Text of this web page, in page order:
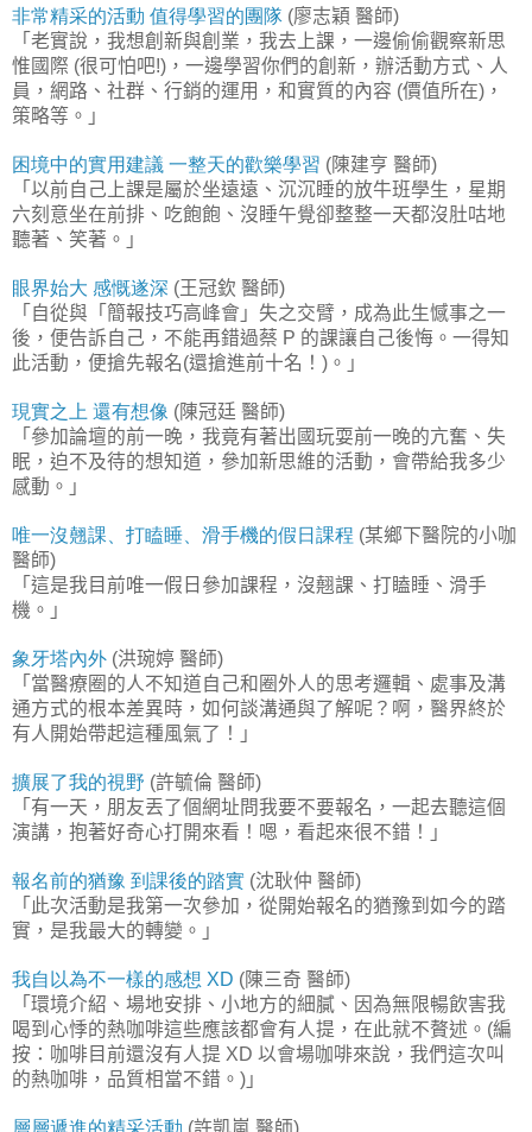
非常精采的活動 值得學習的團隊 (廖志穎 醫師)
「老實說，我想創新與創業，我去上課，一邊偷偷觀察新思
惟國際 (很可怕吧!) ，一邊學習你們的創新，辦活動方式、人
員，網路、社群、行銷的運用，和實質的內容 (價值所在) ，
策略等。」
困境中的實用建議一整天的歡樂學習 (陳建亨 醫師)
「以前自己上課是屬於坐遠遠、沉沉睡的放牛班學生，星期
六刻意坐在前排、吃飽飽、沒睡午覺卻整整一天都沒肚咕地
聽著、笑著。」
眼界始大 感慨遂深 (王冠欽 醫師)
「自從與「簡報技巧高峰會」失之交臂，成為此生憾事之一
後，便告訴自己，不能再錯過蔡 P 的課讓自己後悔。一得知
此活動，便搶先報名(還搶進前十名！ ) 。」
現實之上還有想像 (陳冠廷 醫師)
「參加論壇的前一晚，我竟有著出國玩耍前一晚的亢奮、失
眠，迫不及待的想知道，參加新思維的活動，會帶給我多少
感動。」
唯一沒翹課、打瞌睡、滑手機的假日課程 (某鄉下醫院的小咖
醫師)
「這是我目前唯一假日參加課程，沒翹課、打瞌睡、滑手
機。」
象牙塔內外 (洪琬婷 醫師)
「當醫療圈的人不知道自己和圈外人的思考邏輯、處事及溝
通方式的根本差異時，如何談溝通與了解呢？啊，醫界終於
有人開始帶起這種風氣了！」
擴展了我的視野 (許毓倫 醫師)
「有一天，朋友丟了個網址問我要不要報名，一起去聽這個
演講，抱著好奇心打開來看！嗯，看起來很不錯！」
報名前的猶豫 到課後的踏實 (沈耿仲 醫師)
「此次活動是我第一次參加，從開始報名的猶豫到如今的踏
實，是我最大的轉變。」
我自以為不一樣的感想 XD (陳三奇 醫師)
「環境介紹、場地安排、小地方的細膩、因為無限暢飲害我
喝到心悸的熱咖啡這些應該都會有人提，在此就不贅述。 (編
按：咖啡目前還沒有人提 XD 以會場咖啡來說，我們這次叫
的熱咖啡，品質相當不錯。 ) 」
( )